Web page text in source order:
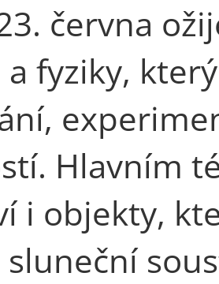
června
fyziky,
Hlavním
i objekty,